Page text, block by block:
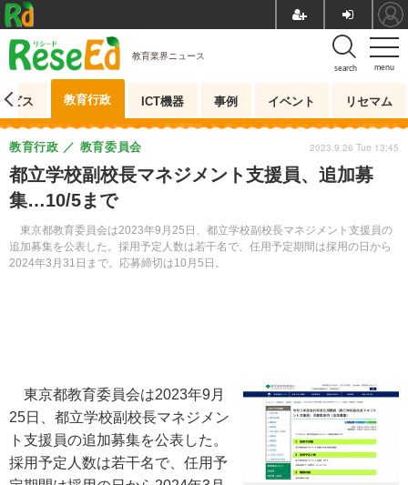
menu
search
教育業界ニュース
ビス 教育行政 ICT機器 事例 イベント リセマム
都立学校副校長マネジメント支援員、追加募
集…10/5まで
東京都教育委員会は2023年9月25日、都立学校副校長マネジメント支援員の
追加募集を公表した。採用予定人数は若干名で、任用予定期間は採用の日から
2024年3月31日まで。応募締切は10月5日。
教育行政 教育委員会 2023.9.26 Tue 13:45
東京都教育委員会は2023年9月
25日、都立学校副校長マネジメン
ト支援員の追加募集を公表した。
採用予定人数は若干名で、任用予